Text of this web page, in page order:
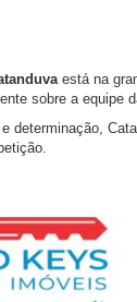
está na
sobre a equipe
determinação,